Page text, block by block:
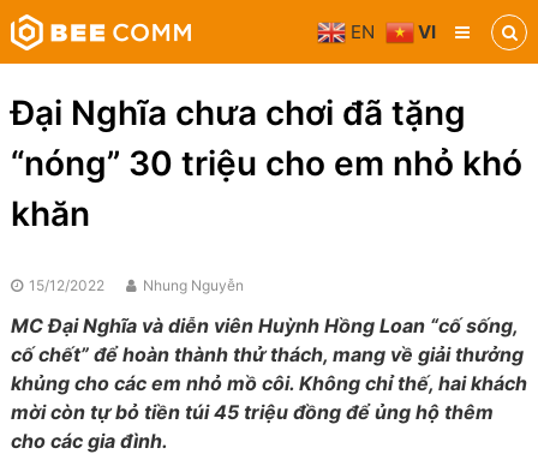
Skip
to
content
Bee
Comm
Truyền
thông
phương
tiện
Đại Nghĩa chưa chơi đã tặng
“nóng” 30 triệu cho em nhỏ khó
khăn
15/12/2022 Nhung Nguyễn
MC Đại Nghĩa và diễn viên Huỳnh Hồng Loan “cố sống,
cố chết” để hoàn thành thử thách, mang về giải thưởng
khủng cho các em nhỏ mồ côi. Không chỉ thế, hai khách
mời còn tự bỏ tiền túi 45 triệu đồng để ủng hộ thêm
cho các gia đình.
EN VI